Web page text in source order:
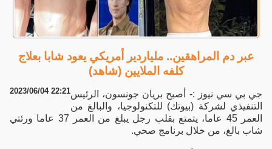
عبر دم المراهقين.. ملياردير أمريكي يعود شابا بعلاج
كلفه الملايين (شاهد)
2023/06/04 22:21جي بي سي نيوز :- أصبح بريان جونسون، الرئيس
التنفيذي لشركة (بيوتك) للتكنولوجيا، والبالغ من
العمر 45 عاما، يتمتع بقلب رجل يبلغ من العمر 37 عاما ورئتي
شاب بالغ، من خلال برنامج صحي.